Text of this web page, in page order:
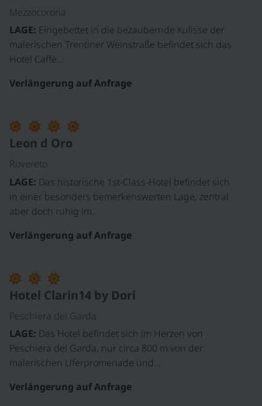
Mezzocorona
LAGE:
malerischen Trentiner Weinstraße befindet sich das
Hotel Caffè…
Verlängerung auf Anfrage
Leon d Oro
Rovereto
LAGE:
in einer besonders bemerkenswerten Lage, zentral
aber doch ruhig im…
Verlängerung auf Anfrage
Hotel Clarin14 by Dori
Peschiera del Garda
LAGE:
Peschiera del Garda, nur circa 800 m von der
malerischen Uferpromenade und…
Verlängerung auf Anfrage